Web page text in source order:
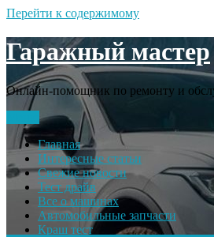
Перейти к содержимому
Гаражный мастер
Онлайн-помощник по ремонту и
Главная
Интересные статьи
Свежие новости
Тест драйв
Все о машинах
Автомобильные запчасти
Краш тест